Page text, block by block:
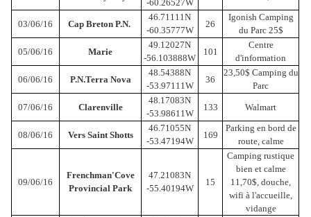
-60.26527W
03/06/16 Cap Breton P.N.
46.71111N
-60.35777W
26
Igonish Camping
du Parc 25$
05/06/16 Marie
49.12027N
-56.103888W
101
Centre
d'information
06/06/16 P.N.Terra Nova
48.54388N
-53.97111W
36
23,50$ Camping du
Parc
07/06/16 Clarenville
48.17083N
-53.98611W
133 Walmart
08/06/16 Vers Saint Shotts
46.71055N
-53.47194W
169
Parking en bord de
route, calme
09/06/16
Frenchman'Cove
Provincial Park
47.21083N
-55.40194W
15
Camping rustique
bien et calme
11,70$, douche,
wifi à l'accueille,
vidange